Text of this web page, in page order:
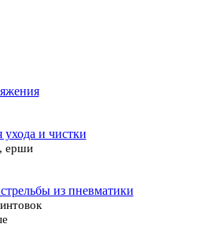
ухода и чистки
ерши
из пневматики